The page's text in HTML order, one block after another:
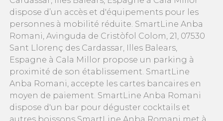
dispose d’un accès et d'équipements pour les
personnes à mobilité réduite. SmartLine Anba
Romani, Avinguda de Cristòfol Colom, 21, 07530
Sant Llorenç des Cardassar, Illes Balears,
Espagne à Cala Millor propose un parking à
proximité de son établissement. SmartLine
Anba Romani, accepte les cartes bancaires en
moyen de paiement. SmartLine Anba Romani
dispose d'un bar pour déguster cocktails et